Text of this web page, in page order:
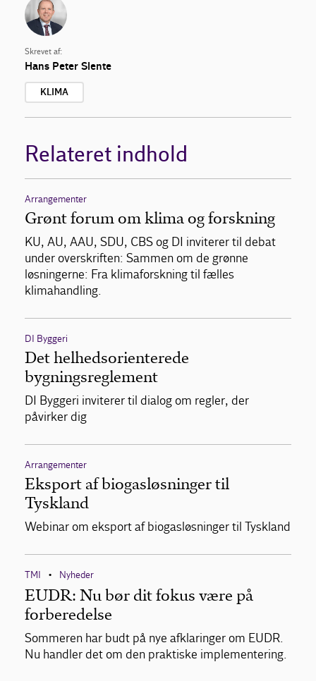
Skrevet af:
Hans Peter Slente
KLIMA
Relateret indhold
Arrangementer
Grønt forum om klima og forskning
KU, AU, AAU, SDU, CBS og DI inviterer til debat
under overskriften: Sammen om de grønne
løsningerne: Fra klimaforskning til fælles
klimahandling.
DI Byggeri
Det helhedsorienterede
bygningsreglement
DI Byggeri inviterer til dialog om regler, der
påvirker dig
Arrangementer
Eksport af biogasløsninger til
Tyskland
Webinar om eksport af biogasløsninger til Tyskland
TMI • Nyheder
EUDR: Nu bør dit fokus være på
forberedelse
Sommeren har budt på nye afklaringer om EUDR.
Nu handler det om den praktiske implementering.